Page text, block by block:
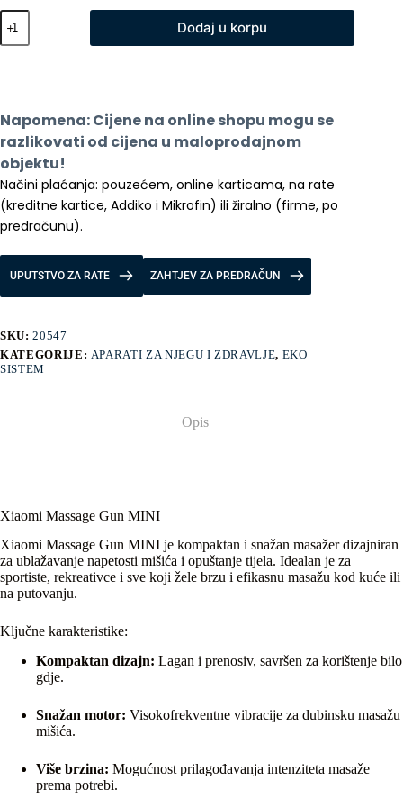
Xiaomi
Massage
Gun
Dodaj u korpu
Napomena: Cijene na online shopu mogu se
razlikovati od cijena u maloprodajnom
objektu!
Načini plaćanja: pouzećem, online karticama, na rate
(kreditne kartice, Addiko i Mikrofin) ili žiralno (firme, po
predračunu).
UPUTSTVO ZA RATE ZAHTJEV ZA PREDRAČUN
SKU:20547
KATEGORIJE: APARATI ZA NJEGU I ZDRAVLJE, EKO
SISTEM
Opis
Xiaomi Massage Gun MINI
Xiaomi Massage Gun MINI je kompaktan i snažan masažer dizajniran
za ublažavanje napetosti mišića i opuštanje tijela. Idealan je za
sportiste, rekreativce i sve koji žele brzu i efikasnu masažu kod kuće ili
na putovanju.
Ključne karakteristike:
Kompaktan dizajn: Lagan i prenosiv, savršen za korištenje bilo
gdje.
Snažan motor: Visokofrekventne vibracije za dubinsku masažu
mišića.
Više brzina: Mogućnost prilagođavanja intenziteta masaže
prema potrebi.